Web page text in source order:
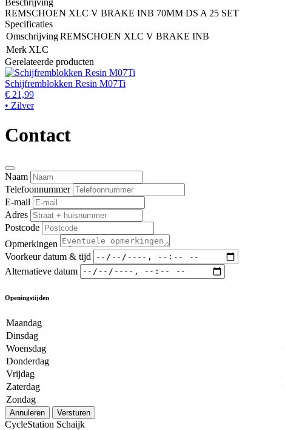
REMSCHOEN XLC V BRAKE INB 70MM DS A 25 SET
Specificaties
OmschrijvingREMSCHOEN XLC V BRAKE INB
Merk XLC
Gerelateerde producten
Schijfremblokken Resin M07Ti
€ 21,99
• Zilver
Contact
Naam
Telefoonnummer
E-mail
Adres
Postcode
Opmerkingen
Voorkeur datum & tijd
Alternatieve datum
Openingstijden
Maandag
Dinsdag
Woensdag
Donderdag
Vrijdag
Zaterdag
Zondag
Annuleren Versturen
CycleStation Schaijk